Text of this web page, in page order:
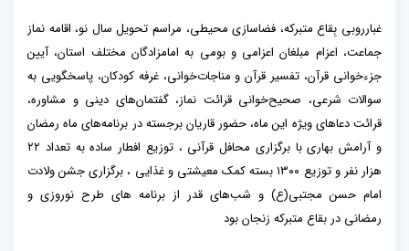
غبارروبی بِقاع متبرکه، فضاسازی محیطی، مراسم تحویل سال نو، اقامه نماز
جماعت، اعزام مبلغان اعزامی و بومی به امامزادگان مختلف استان، آیین
جزءخوانی قرآن، تفسیر قرآن و مناجات‌خوانی، غرفه کودکان، پاسخگویی به
سوالات شرعی، صحیح‌خوانی قرائت نماز، گفتمان‌های دینی و مشاوره،
قرائت دعاهای ویژه این ماه، حضور قاریان برجسته در برنامه‌های ماه رمضان
و آرامش بهاری با برگزاری محافل قرآنی ، توزیع افطار ساده به تعداد ۲۲
هزار نفر و توزیع ۱۳۰۰ بسته کمک معیشتی و غذایی ، برگزاری جشن ولادت
امام حسن مجتبی(ع) و شب‌های قدر از برنامه های طرح نوروزی و
رمضانی در بقاع متبرکه زنجان بود